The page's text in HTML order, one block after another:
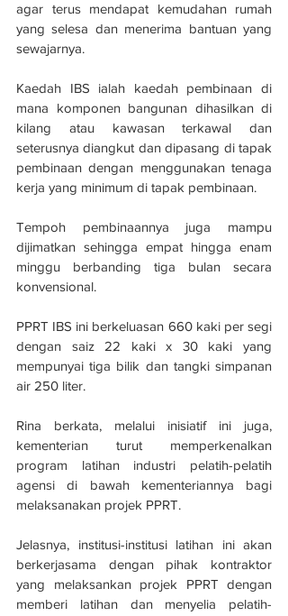
agar terus mendapat kemudahan rumah
yang selesa dan menerima bantuan yang
sewajarnya.
Kaedah IBS ialah kaedah pembinaan di
mana komponen bangunan dihasilkan di
kilang atau kawasan terkawal dan
seterusnya diangkut dan dipasang di tapak
pembinaan dengan menggunakan tenaga
kerja yang minimum di tapak pembinaan.
Tempoh pembinaannya juga mampu
dijimatkan sehingga empat hingga enam
minggu berbanding tiga bulan secara
konvensional.
PPRT IBS ini berkeluasan 660 kaki per segi
dengan saiz 22 kaki x 30 kaki yang
mempunyai tiga bilik dan tangki simpanan
air 250 liter.
Rina berkata, melalui inisiatif ini juga,
kementerian turut memperkenalkan
program latihan industri pelatih-pelatih
agensi di bawah kementeriannya bagi
melaksanakan projek PPRT.
Jelasnya, institusi-institusi latihan ini akan
berkerjasama dengan pihak kontraktor
yang melaksankan projek PPRT dengan
memberi latihan dan menyelia pelatih-